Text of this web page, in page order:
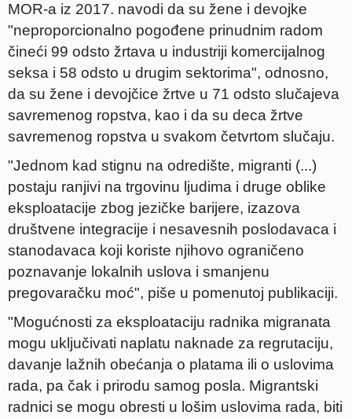
MOR-a iz 2017. navodi da su žene i devojke
"neproporcionalno pogođene prinudnim radom
čineći 99 odsto žrtava u industriji komercijalnog
seksa i 58 odsto u drugim sektorima", odnosno,
da su žene i devojčice žrtve u 71 odsto slučajeva
savremenog ropstva, kao i da su deca žrtve
savremenog ropstva u svakom četvrtom slučaju.
"Jednom kad stignu na odredište, migranti (...)
postaju ranjivi na trgovinu ljudima i druge oblike
eksploatacije zbog jezičke barijere, izazova
društvene integracije i nesavesnih poslodavaca i
stanodavaca koji koriste njihovo ograničeno
poznavanje lokalnih uslova i smanjenu
pregovaračku moć", piše u pomenutoj publikaciji.
"Mogućnosti za eksploataciju radnika migranata
mogu uključivati naplatu naknade za regrutaciju,
davanje lažnih obećanja o platama ili o uslovima
rada, pa čak i prirodu samog posla. Migrantski
radnici se mogu obresti u lošim uslovima rada, biti